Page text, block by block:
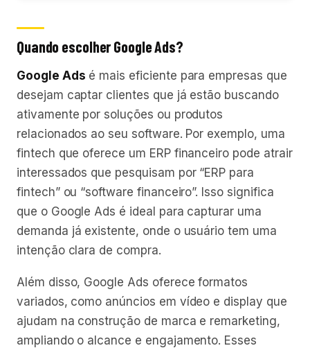
Quando escolher Google Ads?
Google Ads é mais eficiente para empresas que
desejam captar clientes que já estão buscando
ativamente por soluções ou produtos
relacionados ao seu software. Por exemplo, uma
fintech que oferece um ERP financeiro pode atrair
interessados que pesquisam por “ERP para
fintech” ou “software financeiro”. Isso significa
que o Google Ads é ideal para capturar uma
demanda já existente, onde o usuário tem uma
intenção clara de compra.
Além disso, Google Ads oferece formatos
variados, como anúncios em vídeo e display que
ajudam na construção de marca e remarketing,
ampliando o alcance e engajamento. Esses